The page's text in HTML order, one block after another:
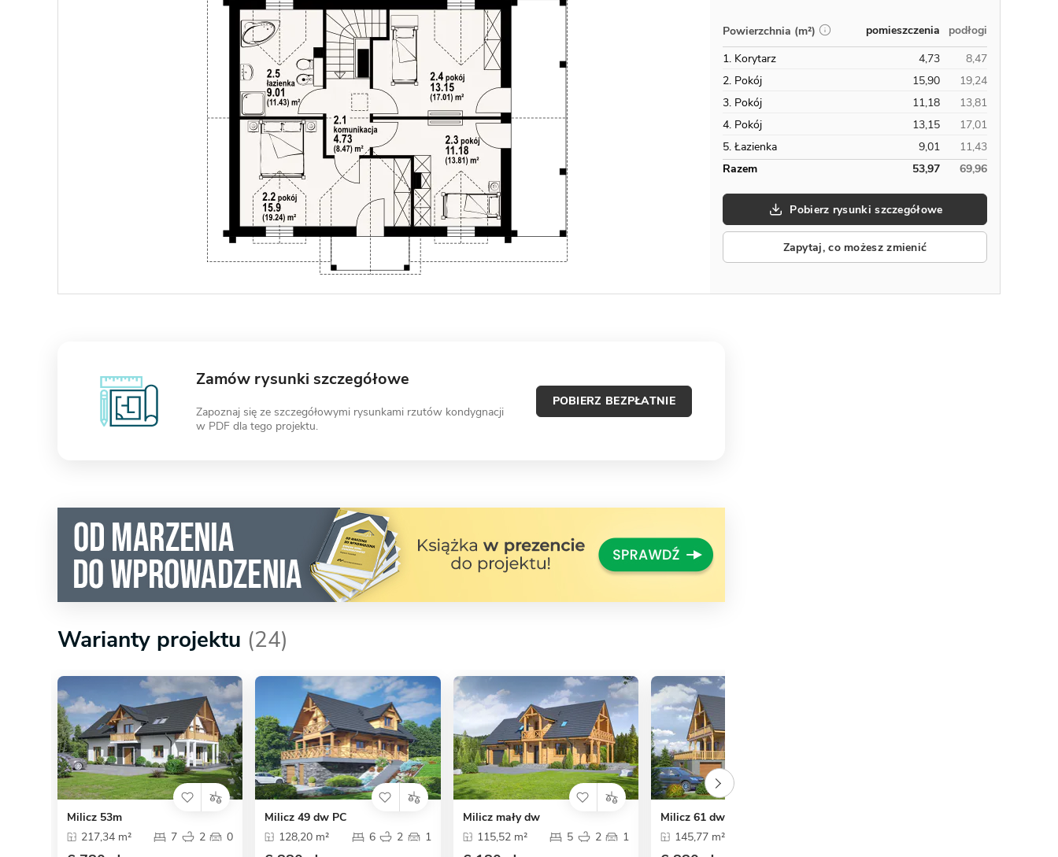
Powierzchnia (m²) pomieszczenia
podłogi
1. Korytarz
4,73
8,47
2. Pokój
15,90
19,24
3. Pokój
11,18
13,81
4. Pokój
13,15
17,01
5. Łazienka
9,01
11,43
Razem
53,97 69,96
Pobierz rysunki szczegółowe
Zapytaj, co możesz zmienić
Zamów rysunki szczegółowe
Zapoznaj się ze szczegółowymi rysunkami rzutów kondygnacji
w PDF dla tego projektu.
POBIERZ BEZPŁATNIE
Warianty projektu (24)
Milicz 53m
217,34 m²
7 2 0
Milicz 49 dw PC
128,20 m²
6 2 1
Milicz mały dw
115,52 m²
5 2 1
Milicz 61 dw
145,77 m²